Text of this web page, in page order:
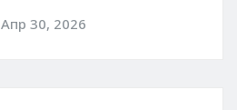
Апр 30, 2026